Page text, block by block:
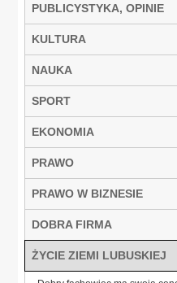
PUBLICYSTYKA, OPINIE
KULTURA
NAUKA
SPORT
EKONOMIA
PRAWO
PRAWO W BIZNESIE
DOBRA FIRMA
ŻYCIE ZIEMI LUBUSKIEJ